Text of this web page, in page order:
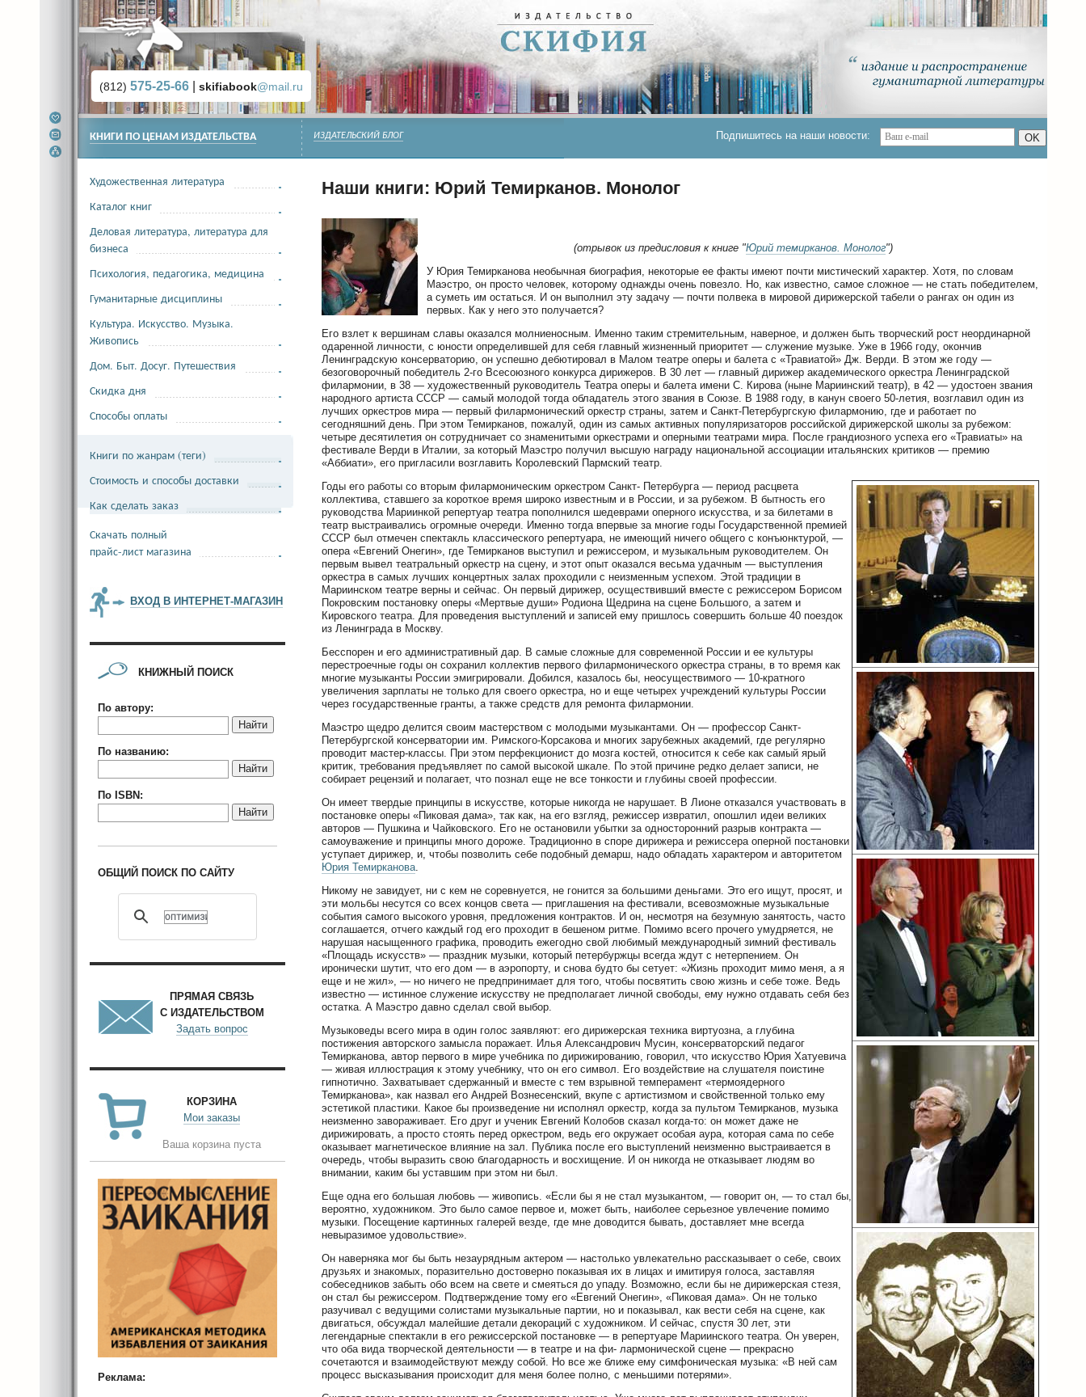
(812) 575-25-66 skifiabook@mail.ru
ИЗДАТЕЛЬСКИЙ БЛОГ Подпишитесь на наши новости: OK
Наши книги: Юрий Темирканов. Монолог
(отрывок из предисловия к книге "Юрий темирканов. Монолог")
У Юрия Темирканова необычная биография, некоторые ее факты имеют почти мистический характер. Хотя, по словам
Маэстро, он просто человек, которому однажды очень повезло. Но, как известно, самое сложное — не стать победителем,
а суметь им остаться. И он выполнил эту задачу — почти полвека в мировой дирижерской табели о рангах он один из
первых. Как у него это получается?
Его взлет к вершинам славы оказался молниеносным. Именно таким стремительным, наверное, и должен быть творческий рост неординарной
одаренной личности, с юности определившей для себя главный жизненный приоритет — служение музыке. Уже в 1966 году, окончив
Ленинградскую консерваторию, он успешно дебютировал в Малом театре оперы и балета с «Травиатой» Дж. Верди. В этом же году —
безоговорочный победитель 2-го Всесоюзного конкурса дирижеров. В 30 лет — главный дирижер академического оркестра Ленинградской
филармонии, в 38 — художественный руководитель Театра оперы и балета имени С. Кирова (ныне Мариинский театр), в 42 — удостоен звания
народного артиста СССР — самый молодой тогда обладатель этого звания в Союзе. В 1988 году, в канун своего 50-летия, возглавил один из
лучших оркестров мира — первый филармонический оркестр страны, затем и Санкт-Петербургскую филармонию, где и работает по
сегодняшний день. При этом Темирканов, пожалуй, один из самых активных популяризаторов российской дирижерской школы за рубежом:
четыре десятилетия он сотрудничает со знаменитыми оркестрами и оперными театрами мира. После грандиозного успеха его «Травиаты» на
фестивале Верди в Италии, за который Маэстро получил высшую награду национальной ассоциации итальянских критиков — премию
«Аббиати», его пригласили возглавить Королевский Пармский театр.
Годы его работы со вторым филармоническим оркестром Санкт- Петербурга — период расцвета
коллектива, ставшего за короткое время широко известным и в России, и за рубежом. В бытность его
руководства Мариинкой репертуар театра пополнился шедеврами оперного искусства, и за билетами в
театр выстраивались огромные очереди. Именно тогда впервые за многие годы Государственной премией
СССР был отмечен спектакль классического репертуара, не имеющий ничего общего с конъюнктурой, —
опера «Евгений Онегин», где Темирканов выступил и режиссером, и музыкальным руководителем. Он
первым вывел театральный оркестр на сцену, и этот опыт оказался весьма удачным — выступления
оркестра в самых лучших концертных залах проходили с неизменным успехом. Этой традиции в
Мариинском театре верны и сейчас. Он первый дирижер, осуществивший вместе с режиссером Борисом
Покровским постановку оперы «Мертвые души» Родиона Щедрина на сцене Большого, а затем и
Кировского театра. Для проведения выступлений и записей ему пришлось совершить больше 40 поездок
из Ленинграда в Москву.
Бесспорен и его административный дар. В самые сложные для современной России и ее культуры
перестроечные годы он сохранил коллектив первого филармонического оркестра страны, в то время как
многие музыканты России эмигрировали. Добился, казалось бы, неосуществимого — 10-кратного
увеличения зарплаты не только для своего оркестра, но и еще четырех учреждений культуры России
через государственные гранты, а также средств для ремонта филармонии.
Маэстро щедро делится своим мастерством с молодыми музыкантами. Он — профессор Санкт-
Петербургской консерватории им. Римского-Корсакова и многих зарубежных академий, где регулярно
проводит мастер-классы. При этом перфекционист до мозга костей, относится к себе как самый ярый
критик, требования предъявляет по самой высокой шкале. По этой причине редко делает записи, не
собирает рецензий и полагает, что познал еще не все тонкости и глубины своей профессии.
Он имеет твердые принципы в искусстве, которые никогда не нарушает. В Лионе отказался участвовать в
постановке оперы «Пиковая дама», так как, на его взгляд, режиссер извратил, опошлил идеи великих
авторов — Пушкина и Чайковского. Его не остановили убытки за односторонний разрыв контракта —
самоуважение и принципы много дороже. Традиционно в споре дирижера и режиссера оперной постановки
уступает дирижер, и, чтобы позволить себе подобный демарш, надо обладать характером и авторитетом
Юрия Темирканова.
Никому не завидует, ни с кем не соревнуется, не гонится за большими деньгами. Это его ищут, просят, и
эти мольбы несутся со всех концов света — приглашения на фестивали, всевозможные музыкальные
события самого высокого уровня, предложения контрактов. И он, несмотря на безумную занятость, часто
соглашается, отчего каждый год его проходит в бешеном ритме. Помимо всего прочего умудряется, не
нарушая насыщенного графика, проводить ежегодно свой любимый международный зимний фестиваль
«Площадь искусств» — праздник музыки, который петербуржцы всегда ждут с нетерпением. Он
иронически шутит, что его дом — в аэропорту, и снова будто бы сетует: «Жизнь проходит мимо меня, а я
еще и не жил», — но ничего не предпринимает для того, чтобы посвятить свою жизнь и себе тоже. Ведь
известно — истинное служение искусству не предполагает личной свободы, ему нужно отдавать себя без
остатка. А Маэстро давно сделал свой выбор.
Музыковеды всего мира в один голос заявляют: его дирижерская техника виртуозна, а глубина
постижения авторского замысла поражает. Илья Александрович Мусин, консерваторский педагог
Темирканова, автор первого в мире учебника по дирижированию, говорил, что искусство Юрия Хатуевича
— живая иллюстрация к этому учебнику, что он его символ. Его воздействие на слушателя поистине
гипнотично. Захватывает сдержанный и вместе с тем взрывной темперамент «термоядерного
Темирканова», как назвал его Андрей Вознесенский, вкупе с артистизмом и свойственной только ему
эстетикой пластики. Какое бы произведение ни исполнял оркестр, когда за пультом Темирканов, музыка
неизменно завораживает. Его друг и ученик Евгений Колобов сказал когда-то: он может даже не
дирижировать, а просто стоять перед оркестром, ведь его окружает особая аура, которая сама по себе
оказывает магнетическое влияние на зал. Публика после его выступлений неизменно выстраивается в
очередь, чтобы выразить свою благодарность и восхищение. И он никогда не отказывает людям во
внимании, каким бы уставшим при этом ни был.
Еще одна его большая любовь — живопись. «Если бы я не стал музыкантом, — говорит он, — то стал бы,
вероятно, художником. Это было самое первое и, может быть, наиболее серьезное увлечение помимо
музыки. Посещение картинных галерей везде, где мне доводится бывать, доставляет мне всегда
невыразимое удовольствие».
Он наверняка мог бы быть незаурядным актером — настолько увлекательно рассказывает о себе, своих
друзьях и знакомых, поразительно достоверно показывая их в лицах и имитируя голоса, заставляя
собеседников забыть обо всем на свете и смеяться до упаду. Возможно, если бы не дирижерская стезя,
он стал бы режиссером. Подтверждение тому его «Евгений Онегин», «Пиковая дама». Он не только
разучивал с ведущими солистами музыкальные партии, но и показывал, как вести себя на сцене, как
двигаться, обсуждал малейшие детали декораций с художником. И сейчас, спустя 30 лет, эти
легендарные спектакли в его режиссерской постановке — в репертуаре Мариинского театра. Он уверен,
что оба вида творческой деятельности — в театре и на фи- лармонической сцене — прекрасно
сочетаются и взаимодействуют между собой. Но все же ближе ему симфоническая музыка: «В ней сам
процесс высказывания происходит для меня более полно, с меньшими потерями».
КНИГИ ПО ЦЕНАМ ИЗДАТЕЛЬСТВА
Художественная литература
Каталог книг
Деловая литература, литература для
бизнеса
Психология, педагогика, медицина
Гуманитарные дисциплины
Культура. Искусство. Музыка.
Живопись
Дом. Быт. Досуг. Путешествия
Скидка дня
Способы оплаты
Книги по жанрам (теги)
Стоимость и способы доставки
Как сделать заказ
Скачать полный
прайс-лист магазина
ВХОД В ИНТЕРНЕТ-МАГАЗИН
КНИЖНЫЙ ПОИСК
По автору:
Найти
По названию:
Найти
По ISBN:
Найти
ОБЩИЙ ПОИСК ПО САЙТУ
ПРЯМАЯ СВЯЗЬ
С ИЗДАТЕЛЬСТВОМ
Задать вопрос
КОРЗИНА
Мои заказы
Ваша корзина пуста
Реклама: